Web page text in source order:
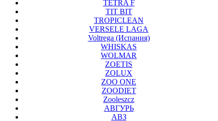
TETRA F
TIT BIT
TROPICLEAN
VERSELE LAGA
Voltrega (Испания)
WHISKAS
WOLMAR
ZOETIS
ZOLUX
ZOO ONE
ZOODIET
Zooleszcz
АВГУРЬ
АВЗ